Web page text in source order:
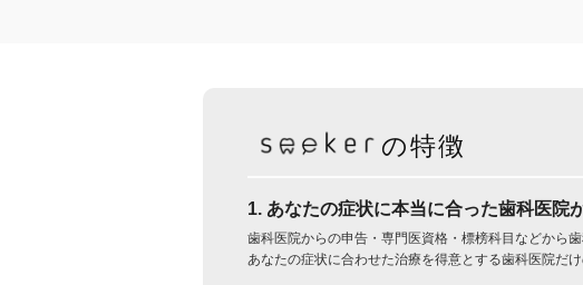
の特徴
1. あなたの症状に本当に合った歯科医院
歯科医院からの申告・専門医資格・標榜科目などから
あなたの症状に合わせた治療を得意とする歯科医院だ